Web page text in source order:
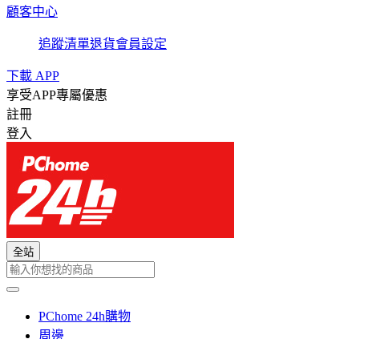
顧客中心
追蹤清單退貨會員設定
下載 APP
享受APP專屬優惠
註冊
登入
全站
PChome 24h購物
周邊